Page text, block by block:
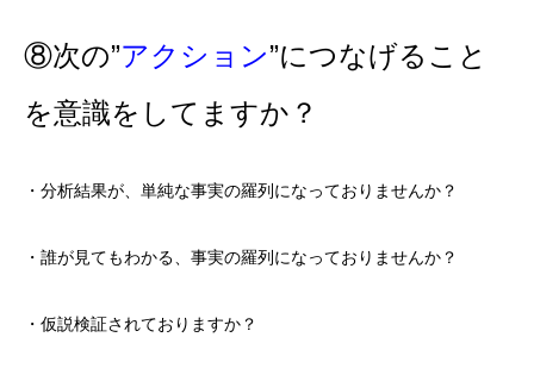
⑧次の”アクション”につなげること
を意識をしてますか？
・分析結果が、単純な事実の羅列になっておりませんか？
・誰が見てもわかる、事実の羅列になっておりませんか？
・仮説検証されておりますか？